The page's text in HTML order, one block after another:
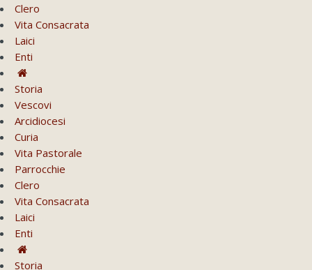
Clero
Vita Consacrata
Laici
Enti
Storia
Vescovi
Arcidiocesi
Curia
Vita Pastorale
Parrocchie
Clero
Vita Consacrata
Laici
Enti
Storia